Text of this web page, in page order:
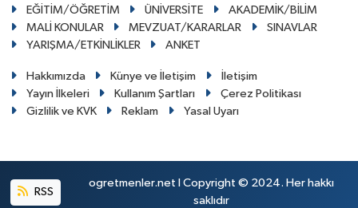
EĞİTİM/ÖĞRETİM
ÜNİVERSİTE
AKADEMİK/BİLİM
MALİ KONULAR
MEVZUAT/KARARLAR
SINAVLAR
YARIŞMA/ETKİNLİKLER
ANKET
Hakkımızda Künye ve İletişim
İletişim
Yayın İlkeleri
Kullanım Şartları
Çerez Politikası
Gizlilik ve KVK
Reklam Yasal Uyarı
RSS
ogretmenler.net I Copyright © 2024. Her hakkı
saklıdır